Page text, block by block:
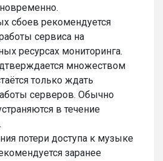
сбоев рекомендуется
сервиса на
ресурсах мониторинга.
множеством
только ждать
серверов. Обычно
в течение
потери доступа к музыке
заранее